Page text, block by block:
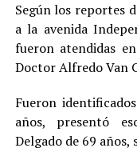
Según los reportes
a la avenida
fueron atendidas
Doctor Alfredo Van
Fueron
años, presentó
Delgado de 69 años,